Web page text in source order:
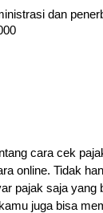
dan
cara cek
online. Tidak
pajak saja yang
juga bisa